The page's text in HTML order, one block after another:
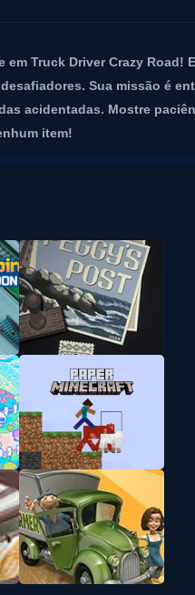
em Truck Driver Crazy
Sua missão é
acidentadas. Mostre
item!